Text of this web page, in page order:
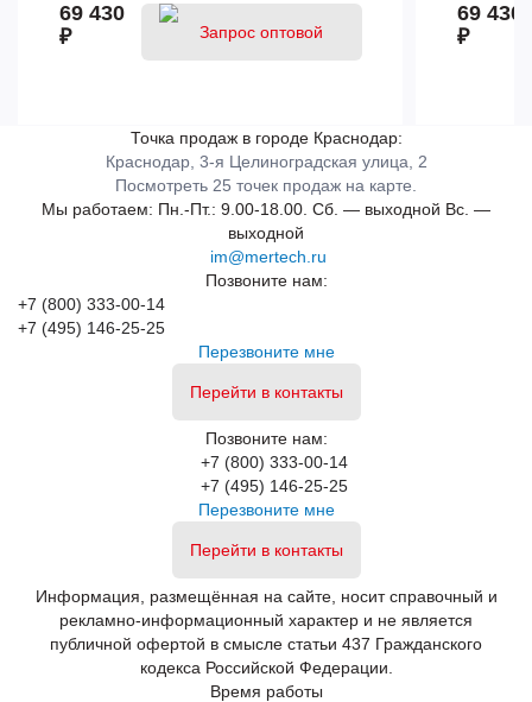
69 430
₽
69 430
₽
Точка продаж в городе Краснодар:
Краснодар, 3-я Целиноградская улица, 2
Посмотреть 25 точек продаж на карте.
Мы работаем: Пн.-Пт.: 9.00-18.00. Сб. — выходной Вс. —
выходной
im@mertech.ru
Позвоните нам:
+7 (800) 333-00-14
+7 (495) 146-25-25
Перезвоните мне
Перейти в контакты
Позвоните нам:
+7 (800) 333-00-14
+7 (495) 146-25-25
Перезвоните мне
Перейти в контакты
Информация, размещённая на сайте, носит справочный и
рекламно-информационный характер и не является
публичной офертой в смысле статьи 437 Гражданского
кодекса Российской Федерации.
Время работы